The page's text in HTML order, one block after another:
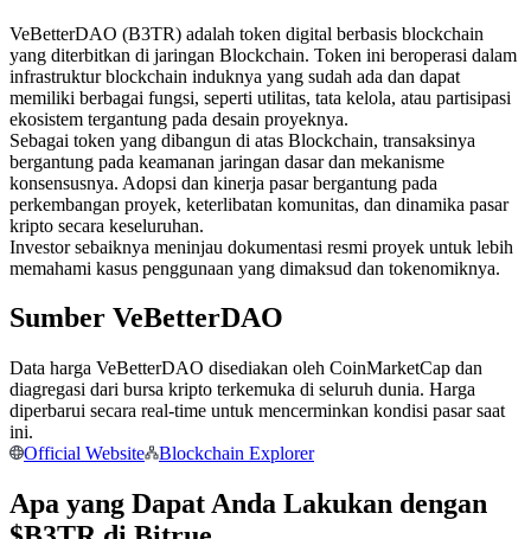
Copy Trading
Bergabunglah dengan pedagang top
Menjadi Pedagang Salinan
Nikmati pembagian keuntungan dan komisi copy trading
VeBetterDAO (B3TR) adalah token digital berbasis blockchain
yang diterbitkan di jaringan Blockchain. Token ini beroperasi dalam
infrastruktur blockchain induknya yang sudah ada dan dapat
memiliki berbagai fungsi, seperti utilitas, tata kelola, atau partisipasi
ekosistem tergantung pada desain proyeknya.
Sebagai token yang dibangun di atas Blockchain, transaksinya
bergantung pada keamanan jaringan dasar dan mekanisme
konsensusnya. Adopsi dan kinerja pasar bergantung pada
perkembangan proyek, keterlibatan komunitas, dan dinamika pasar
kripto secara keseluruhan.
Investor sebaiknya meninjau dokumentasi resmi proyek untuk lebih
memahami kasus penggunaan yang dimaksud dan tokenomiknya.
Sumber VeBetterDAO
Data harga VeBetterDAO disediakan oleh CoinMarketCap dan
diagregasi dari bursa kripto terkemuka di seluruh dunia. Harga
diperbarui secara real-time untuk mencerminkan kondisi pasar saat
ini.
Official Website
Blockchain Explorer
Apa yang Dapat Anda Lakukan dengan